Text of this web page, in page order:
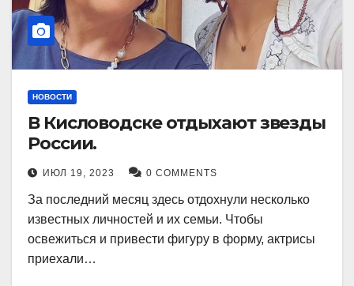
НОВОСТИ
В Кисловодске отдыхают звезды
России.
ИЮЛ 19, 2023 0 COMMENTS
За последний месяц здесь отдохнули несколько
известных личностей и их семьи. Чтобы
освежиться и привести фигуру в форму, актрисы
приехали…